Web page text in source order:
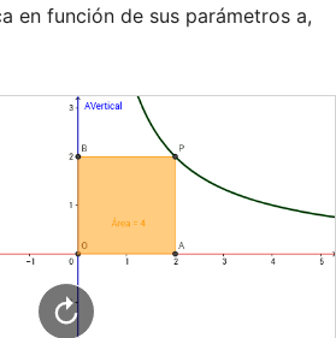
en función de sus parámetros a,